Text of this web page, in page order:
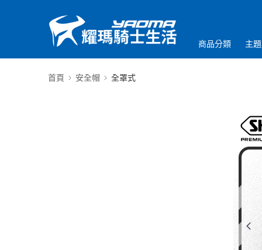
商品分類 主
首頁 安全帽 全罩式